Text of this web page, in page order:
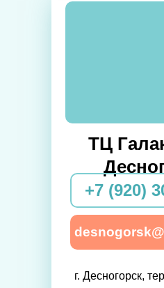
ТЦ
+7 (920)
г. Десногорск,